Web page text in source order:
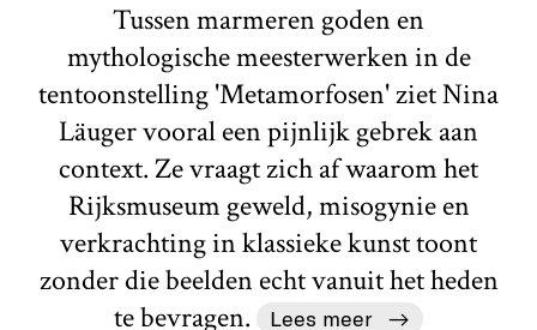
Tussen marmeren goden en
mythologische meesterwerken in de
tentoonstelling 'Metamorfosen' ziet Nina
Läuger vooral een pijnlijk gebrek aan
context. Ze vraagt zich af waarom het
Rijksmuseum geweld, misogynie en
verkrachting in klassieke kunst toont
zonder die beelden echt vanuit het heden
te bevragen.
Lees meer